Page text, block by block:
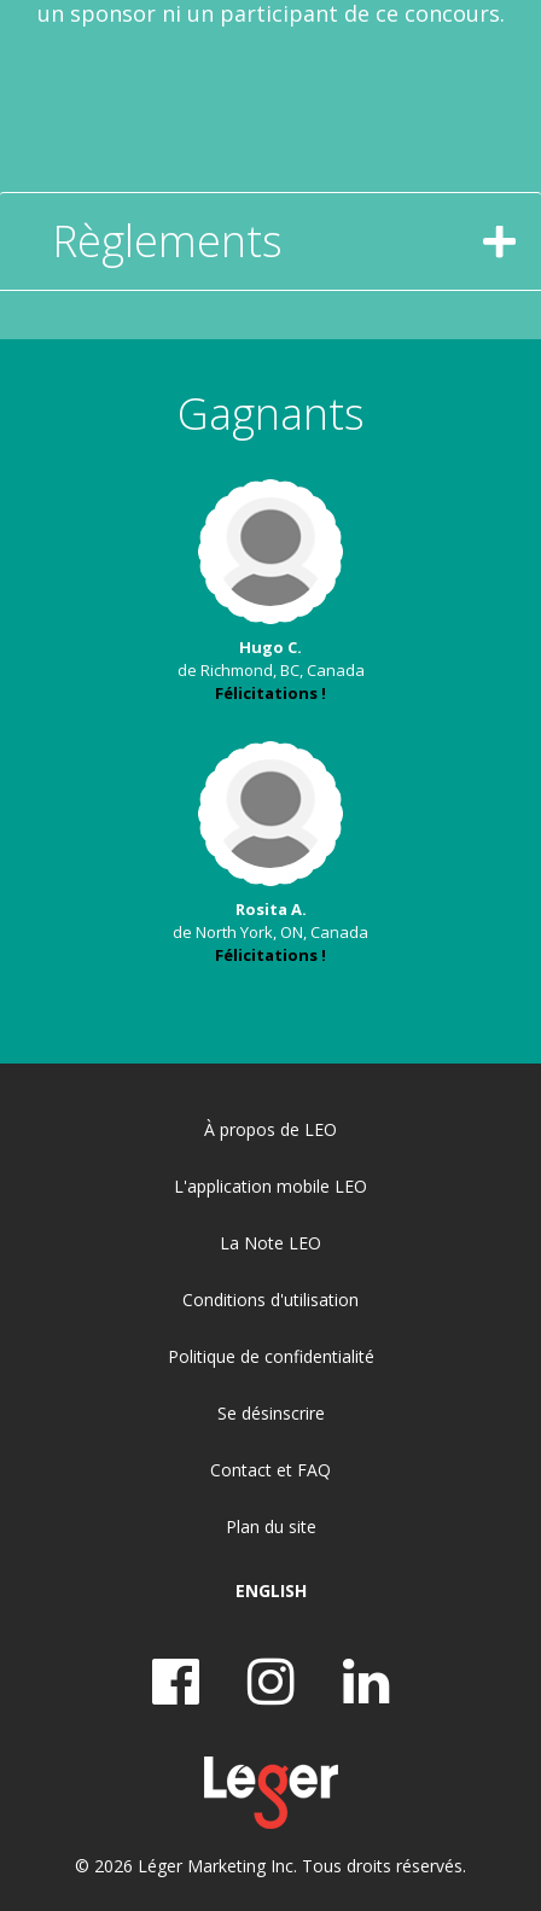
un sponsor ni un participant de ce concours.
Règlements
Gagnants
Hugo C.
de Richmond, BC, Canada
Félicitations !
Rosita A.
de North York, ON, Canada
Félicitations !
À propos de LEO
L'application mobile LEO
La Note LEO
Conditions d'utilisation
Politique de confidentialité
Se désinscrire
Contact et FAQ
Plan du site
ENGLISH
© 2026 Léger Marketing Inc. Tous droits réservés.